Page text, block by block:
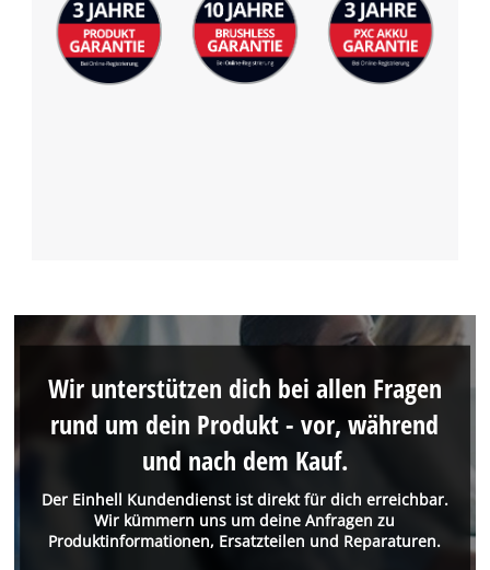
Der Einhell Kundendienst ist direkt für dich erreichbar.
Wir kümmern uns um deine Anfragen zu
Produktinformationen, Ersatzteilen und Reparaturen.
Wir unterstützen dich bei allen Fragen
rund um dein Produkt - vor, während
und nach dem Kauf.